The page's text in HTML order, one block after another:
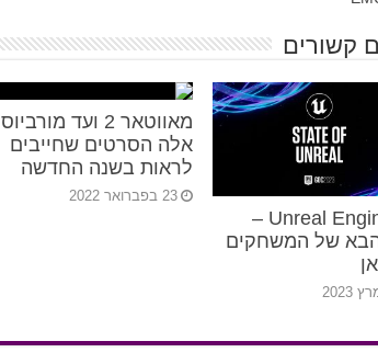
קשורים
2.Unreal Engine 5 –
של המשחקים
מאווטאר 2 ועד מורביוס
אלה הסרטים שחייבים
לראות בשנה החדשה
23 בפברואר 2022